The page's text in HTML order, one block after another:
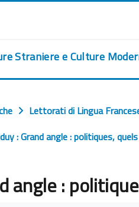
Straniere e Culture
Lettorati di Lingua
: Grand angle : politiques,
angle :